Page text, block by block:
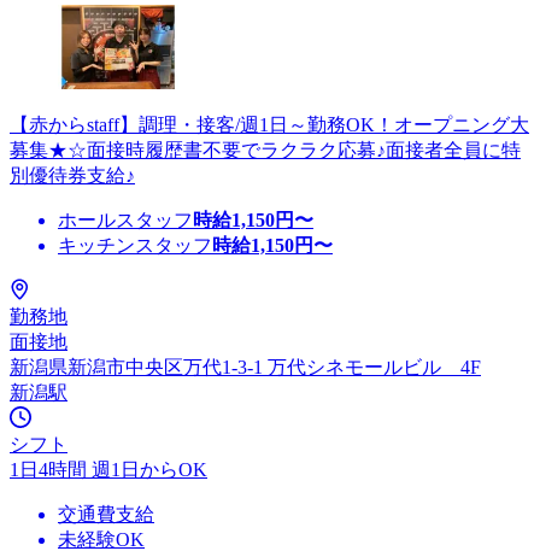
【赤からstaff】調理・接客/週1日～勤務OK！オープニング大
募集★☆面接時履歴書不要でラクラク応募♪面接者全員に特
別優待券支給♪
ホールスタッフ 時給1,150円〜
キッチンスタッフ 時給1,150円〜
勤務地
面接地
新潟県新潟市中央区万代1-3-1 万代シネモールビル 4F
新潟駅
シフト
1日4時間 週1日からOK
交通費支給
未経験OK